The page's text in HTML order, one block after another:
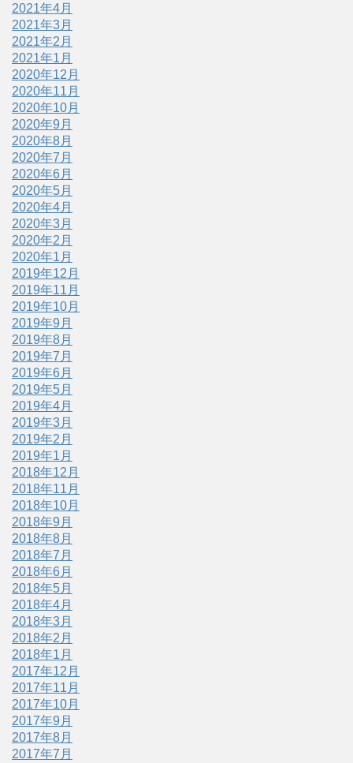
2021年4月
2021年3月
2021年2月
2021年1月
2020年12月
2020年11月
2020年10月
2020年9月
2020年8月
2020年7月
2020年6月
2020年5月
2020年4月
2020年3月
2020年2月
2020年1月
2019年12月
2019年11月
2019年10月
2019年9月
2019年8月
2019年7月
2019年6月
2019年5月
2019年4月
2019年3月
2019年2月
2019年1月
2018年12月
2018年11月
2018年10月
2018年9月
2018年8月
2018年7月
2018年6月
2018年5月
2018年4月
2018年3月
2018年2月
2018年1月
2017年12月
2017年11月
2017年10月
2017年9月
2017年8月
2017年7月